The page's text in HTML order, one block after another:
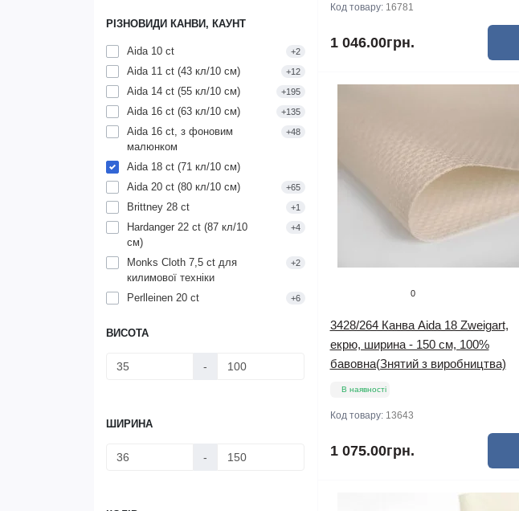
РІЗНОВИДИ КАНВИ, КАУНТ
Aida 10 ct +2
Aida 11 ct (43 кл/10 см) +12
Aida 14 ct (55 кл/10 см) +195
Aida 16 ct (63 кл/10 см) +135
Aida 16 ct, з фоновим
малюнком
+48
Aida 18 ct (71 кл/10 см)
Aida 20 ct (80 кл/10 см)
+65
Brittney 28 ct +1
Hardanger 22 ct (87 кл/10
см)
+4
Monks Cloth 7,5 ct для
килимової техніки
+2
Perlleinen 20 ct +6
ВИСОТА
-
ШИРИНА
-
Код товару: 16781
1 046.00грн.
0
3428/264 Канва Aida 18 Zweigart,
екрю, ширина - 150 см, 100%
бавовна(Знятий з виробництва)
В наявності
Код товару: 13643
1 075.00грн.